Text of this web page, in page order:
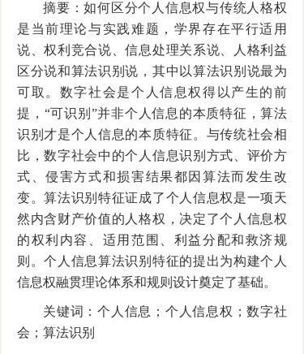
摘要：如何区分个人信息权与传统人格权
是当前理论与实践难题，学界存在平行适用
说、权利竞合说、信息处理关系说、人格利益
区分说和算法识别说，其中以算法识别说最为
可取。数字社会是个人信息权得以产生的前
提，“可识别”并非个人信息的本质特征，算法
识别才是个人信息的本质特征。与传统社会相
比，数字社会中的个人信息识别方式、评价方
式、侵害方式和损害结果都因算法而发生改
变。算法识别特征证成了个人信息权是一项天
然内含财产价值的人格权，决定了个人信息权
的权利内容、适用范围、利益分配和救济规
则。个人信息算法识别特征的提出为构建个人
信息权融贯理论体系和规则设计奠定了基础。
关键词：个人信息；个人信息权；数字社
会；算法识别